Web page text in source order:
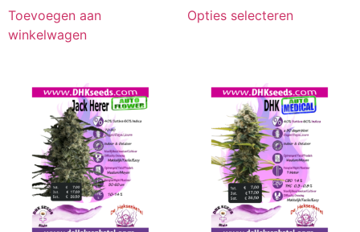
Toevoegen aan
winkelwagen
Opties selecteren